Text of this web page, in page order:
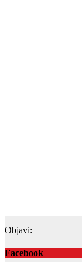
Objavi:
Facebook